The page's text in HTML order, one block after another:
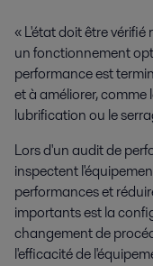
« L'état doit être
unfonctionnement
performance est
et à améliorer,
lubrification ou le
Lors d'un audit de
inspectent
performances et
importants est la
changement de
l'efficacité de